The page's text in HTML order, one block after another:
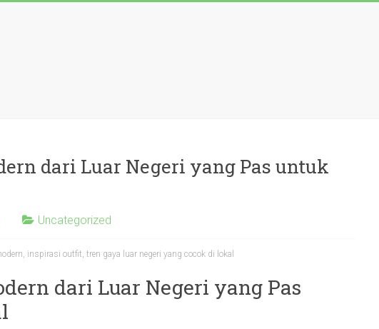
dari Luar Negeri yang Pas untuk
Uncategorized
inspirasi outfit, tren gaya luar negeri yang cocok di lokal
dari Luar Negeri yang Pas